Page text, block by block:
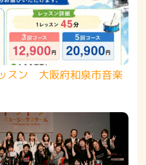
スン 大阪府和泉市音楽